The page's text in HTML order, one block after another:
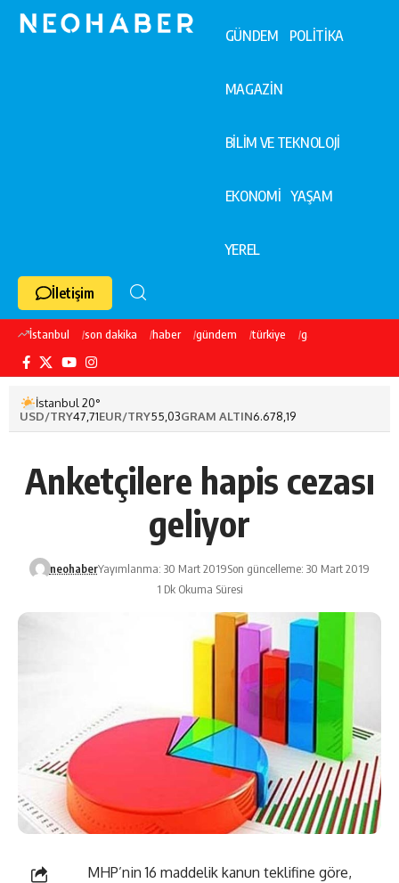
GÜNDEM POLİTİKA
MAGAZİN
BİLİM VE TEKNOLOJİ
EKONOMİ YAŞAM
YEREL
İletişim
İstanbul son dakika haber gündem türkiye galatasaray
İstanbul 20°
USD/TRY47,71EUR/TRY55,03GRAM ALTIN6.678,19
Anketçilere hapis cezası
geliyor
neohaberYayımlanma: 30 Mart 2019Son güncelleme: 30 Mart 2019
1 Dk Okuma Süresi
MHP’nin 16 maddelik kanun teklifine göre,